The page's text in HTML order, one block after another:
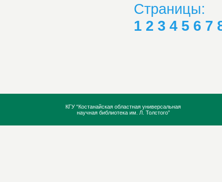
Страницы:
1 2 3 4 5 6 7
КГУ “Костанайская областная универсальная
научная библиотека им. Л. Толстого”